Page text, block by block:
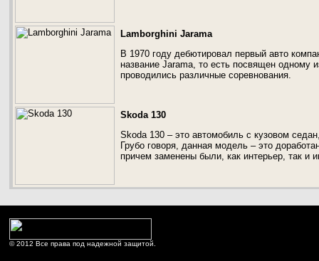
Lamborghini Jarama
В 1970 году дебютировал первый авто
название Jarama, то есть посвящен одному
проводились различные соревнования.
Skoda 130
Skoda 130 – это автомобиль с кузовом
Грубо говоря, данная модель – это
причем заменены были, как интерьер, так и
© 2012 Все права под надежной защитой.